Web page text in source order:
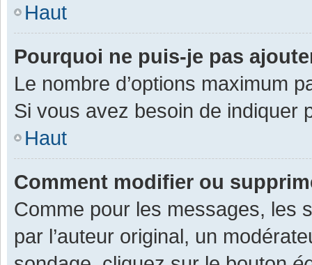
Haut
Pourquoi ne puis-je pas
Le nombre d’options maximum
Si vous avez besoin de indiquer
Haut
Comment modifier ou
Comme pour les messages, les
par l’auteur original, un